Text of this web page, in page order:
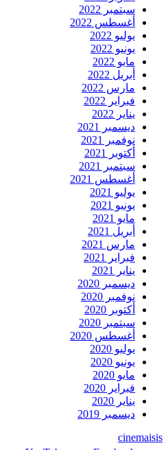
سبتمبر 2022
أغسطس 2022
يوليو 2022
يونيو 2022
مايو 2022
أبريل 2022
مارس 2022
فبراير 2022
يناير 2022
ديسمبر 2021
نوفمبر 2021
أكتوبر 2021
سبتمبر 2021
أغسطس 2021
يوليو 2021
يونيو 2021
مايو 2021
أبريل 2021
مارس 2021
فبراير 2021
يناير 2021
ديسمبر 2020
نوفمبر 2020
أكتوبر 2020
سبتمبر 2020
أغسطس 2020
يوليو 2020
يونيو 2020
مايو 2020
فبراير 2020
يناير 2020
ديسمبر 2019
cinemaisis